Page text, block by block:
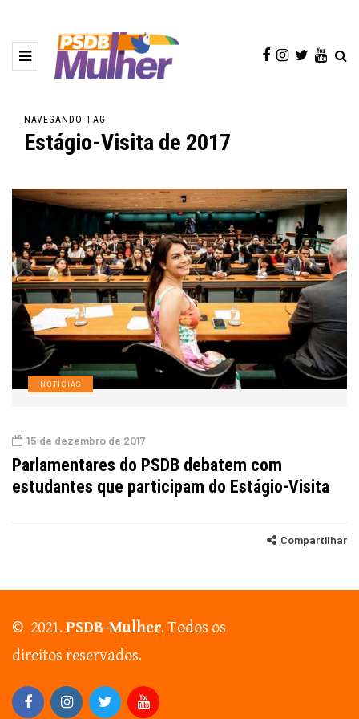
NAVEGANDO TAG
Estágio-Visita de 2017
NOTÍCIAS
15 de dezembro de 2017
Parlamentares do PSDB debatem com
estudantes que participam do Estágio-Visita
Compartilhar
© 2021.PSDB-Mulher. Todos os
direitos reservados.